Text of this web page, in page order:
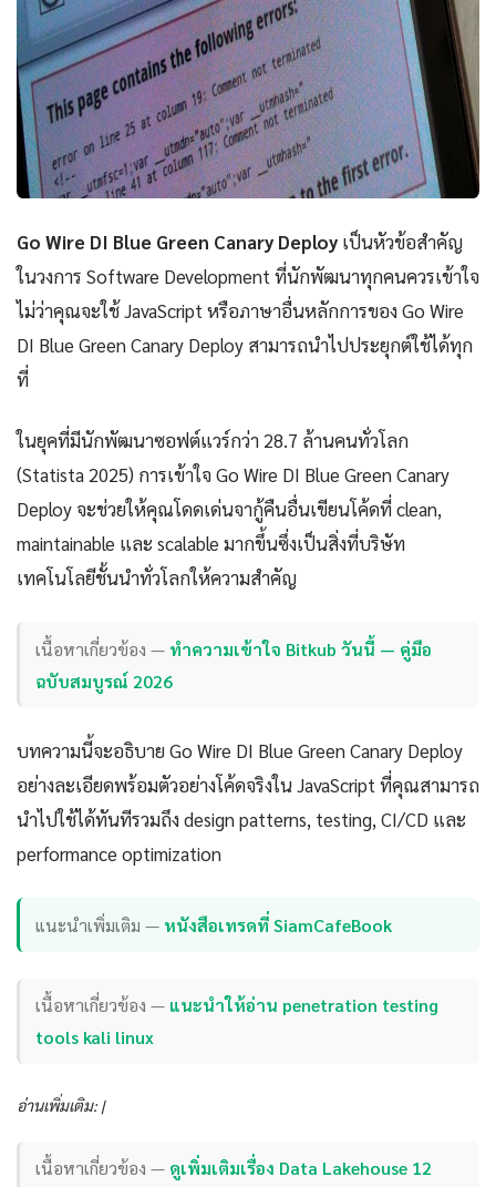
Go Wire DI Blue Green Canary Deploy เป็นหัวข้อสำคัญ
ในวงการ Software Development ที่นักพัฒนาทุกคนควรเข้าใจ
ไม่ว่าคุณจะใช้ JavaScript หรือภาษาอื่นหลักการของ Go Wire
DI Blue Green Canary Deploy สามารถนำไปประยุกต์ใช้ได้ทุก
ที่
ในยุคที่มีนักพัฒนาซอฟต์แวร์กว่า 28.7 ล้านคนทั่วโลก
(Statista 2025) การเข้าใจ Go Wire DI Blue Green Canary
Deploy จะช่วยให้คุณโดดเด่นจากู้คืนอื่นเขียนโค้ดที่ clean,
maintainable และ scalable มากขึ้นซึ่งเป็นสิ่งที่บริษัท
เทคโนโลยีชั้นนำทั่วโลกให้ความสำคัญ
เนื้อหาเกี่ยวข้อง — ทำความเข้าใจ Bitkub วันนี้ — คู่มือ
ฉบับสมบูรณ์ 2026
บทความนี้จะอธิบาย Go Wire DI Blue Green Canary Deploy
อย่างละเอียดพร้อมตัวอย่างโค้ดจริงใน JavaScript ที่คุณสามารถ
นำไปใช้ได้ทันทีรวมถึง design patterns, testing, CI/CD และ
performance optimization
แนะนำเพิ่มเติม — หนังสือเทรดที่ SiamCafeBook
เนื้อหาเกี่ยวข้อง — แนะนำให้อ่าน penetration testing
tools kali linux
อ่านเพิ่มเติม: |
เนื้อหาเกี่ยวข้อง — ดูเพิ่มเติมเรื่อง Data Lakehouse 12